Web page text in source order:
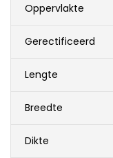
Oppervlakte
Gerectificeerd
Lengte
Breedte
Dikte